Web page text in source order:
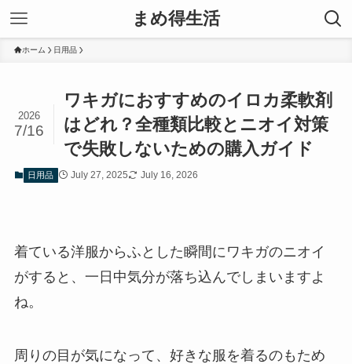
まめ得生活
ホーム 日用品
ワキガにおすすめのイロカ柔軟剤
はどれ？全種類比較とニオイ対策
で失敗しないための購入ガイド
2026
7/16
日用品 July 27, 2025 July 16, 2026
着ている洋服からふとした瞬間にワキガのニオイ
がすると、一日中気分が落ち込んでしまいますよ
ね。
周りの目が気になって、好きな服を着るのもため